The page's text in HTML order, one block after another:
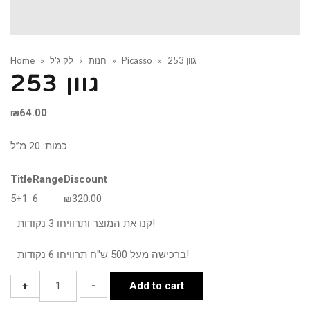
Home » חנות » לק ג'ל » Picasso » גוון 253
גוון 253
₪64.00
כמות: 20 מ”ל
TitleRangeDiscount
5+1 6 ₪320.00
קנו את המוצר ותרוויחו 3 נקודות!
ברכישה מעל 500 ש"ח תרוויחו 6 נקודות!
+
253
- Add to cart